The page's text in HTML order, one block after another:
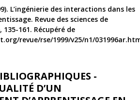
L’ingénierie des interactions dans les
Revue des sciences de
161. Récupéré de
revue/rse/1999/v25/n1/
-
D’UN